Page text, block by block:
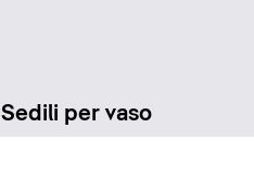
Sedili per vaso